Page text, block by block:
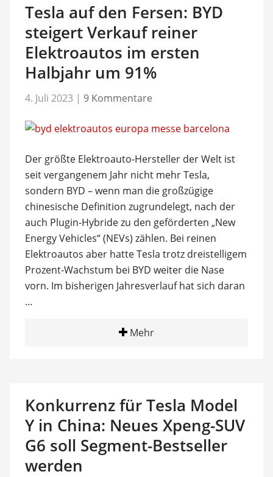
Tesla auf den Fersen: BYD
steigert Verkauf reiner
Elektroautos im ersten
Halbjahr um 91%
4. Juli 2023 | 9 Kommentare
Der größte Elektroauto-Hersteller der Welt ist
seit vergangenem Jahr nicht mehr Tesla,
sondern BYD – wenn man die großzügige
chinesische Definition zugrundelegt, nach der
auch Plugin-Hybride zu den geförderten „New
Energy Vehicles“ (NEVs) zählen. Bei reinen
Elektroautos aber hatte Tesla trotz dreistelligem
Prozent-Wachstum bei BYD weiter die Nase
vorn. Im bisherigen Jahresverlauf hat sich daran
…
Mehr
Konkurrenz für Tesla Model
Y in China: Neues Xpeng-SUV
G6 soll Segment-Bestseller
werden